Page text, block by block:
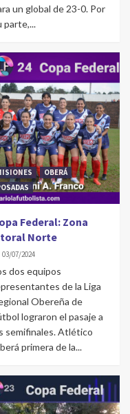
un global de 23-0. Por
parte,...
OBERÁ
Federal: Zona
Norte
03/07/2024
dos equipos
de la Liga
Obereña de
lograron el pasaje a
semifinales. Atlético
primera de la...